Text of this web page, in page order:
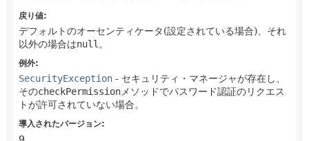
戻り値:
デフォルトのオーセンティケータ(設定されている場合)、それ
以外の場合はnull 。
例外:
SecurityException - セキュリティ・マネージャが存在し、
そのcheckPermission メソッドでパスワード認証のリクエス
トが許可されていない場合。
導入されたバージョン:
9